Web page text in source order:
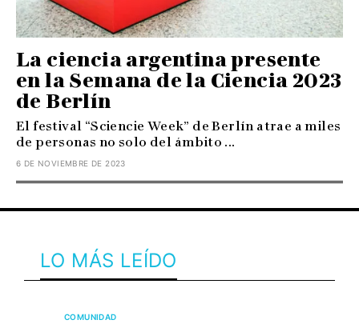
La ciencia argentina presente
en la Semana de la Ciencia 2023
de Berlín
El festival “Sciencie Week” de Berlín atrae a miles
de personas no solo del ámbito ...
6 DE NOVIEMBRE DE 2023
LO MÁS LEÍDO
COMUNIDAD